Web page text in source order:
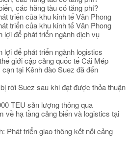
các hãng tàu có tăng phí?
triển của khu kinh tế Vân Phong
triển của khu kinh tế Vân Phong
lợi để phát triển ngành dịch vụ
lợi để phát triển ngành logistics
giới cập cảng quốc tế Cái Mép
tại Kênh đào Suez đã đến
rời Suez sau khi đạt được thỏa thuận
TEU sản lượng thông qua
về hạ tầng cảng biển và logistics tại
Phát triển giao thông kết nối cảng